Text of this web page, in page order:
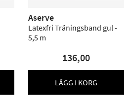
Aserve
Latexfri Träningsband gul -
5,5 m
136,00
LÄGG I KORG